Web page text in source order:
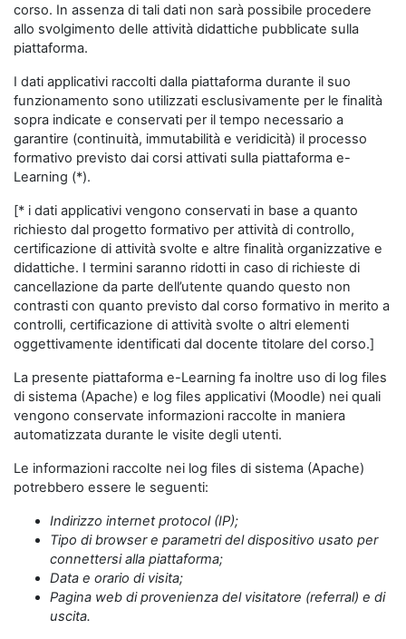
corso. In assenza di tali dati non sarà possibile procedere
allo svolgimento delle attività didattiche pubblicate sulla
piattaforma.
I dati applicativi raccolti dalla piattaforma durante il suo
funzionamento sono utilizzati esclusivamente per le finalità
sopra indicate e conservati per il tempo necessario a
garantire (continuità, immutabilità e veridicità) il processo
formativo previsto dai corsi attivati sulla piattaforma e-
Learning (*).
[* i dati applicativi vengono conservati in base a quanto
richiesto dal progetto formativo per attività di controllo,
certificazione di attività svolte e altre finalità organizzative e
didattiche. I termini saranno ridotti in caso di richieste di
cancellazione da parte dell’utente quando questo non
contrasti con quanto previsto dal corso formativo in merito a
controlli, certificazione di attività svolte o altri elementi
oggettivamente identificati dal docente titolare del corso.]
La presente piattaforma e-Learning fa inoltre uso di log files
di sistema (Apache) e log files applicativi (Moodle) nei quali
vengono conservate informazioni raccolte in maniera
automatizzata durante le visite degli utenti.
Le informazioni raccolte nei log files di sistema (Apache)
potrebbero essere le seguenti:
Indirizzo internet protocol (IP);
Tipo di browser e parametri del dispositivo usato per
connettersi alla piattaforma;
Data e orario di visita;
Pagina web di provenienza del visitatore (referral) e di
uscita.